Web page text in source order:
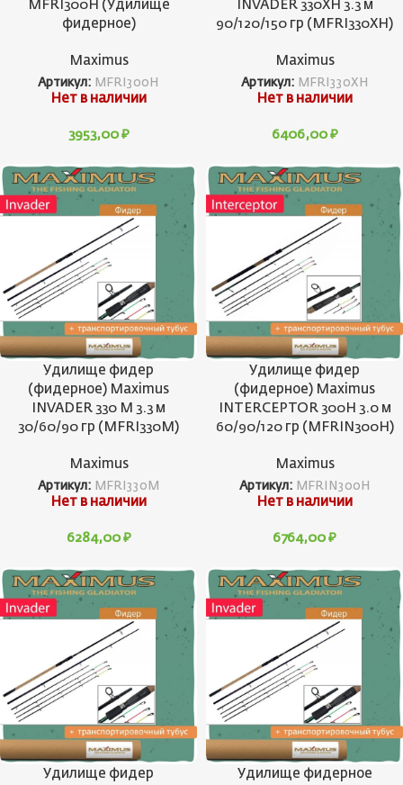
MFRI300H (Удилище
фидерное)
Maximus
Артикул: MFRI300H
Нет в наличии
3953,00 ₽
INVADER 330XH 3.3 м
90/120/150 гр (MFRI330XH)
Maximus
Артикул: MFRI330XH
Нет в наличии
6406,00 ₽
Удилище фидер
(фидерное) Maximus
INVADER 330 M 3.3 м
30/60/90 гр (MFRI330M)
Maximus
Артикул: MFRI330M
Нет в наличии
6284,00 ₽
Удилище фидер
(фидерное) Maximus
INTERCEPTOR 300H 3.0 м
60/90/120 гр (MFRIN300H)
Maximus
Артикул: MFRIN300H
Нет в наличии
6764,00 ₽
Удилище фидер
Удилище фидерное